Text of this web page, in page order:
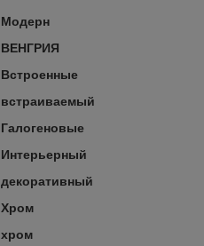
Модерн
ВЕНГРИЯ
Встроенные
встраиваемый
Галогеновые
Интерьерный
декоративный
Хром
хром